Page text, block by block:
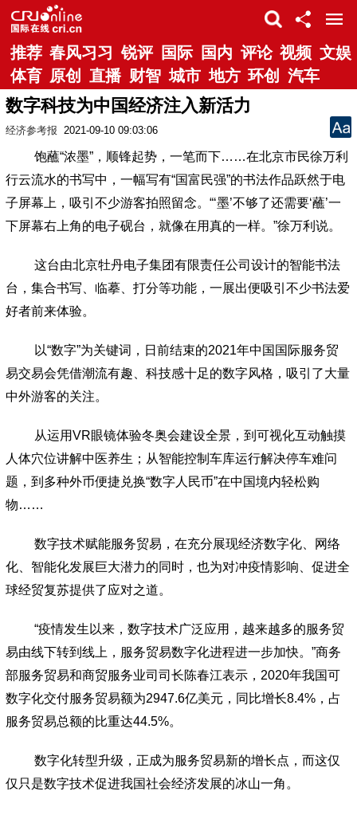
推荐 春风习习 锐评 国际 国内 评论 视频 文娱
体育 原创 直播 财智 城市 地方 环创 汽车
数字科技为中国经济注入新活力
经济参考报 2021-09-10 09:03:06
饱蘸“浓墨”，顺锋起势，一笔而下……在北京市民徐万利
行云流水的书写中，一幅写有“国富民强”的书法作品跃然于电
子屏幕上，吸引不少游客拍照留念。“‘墨’不够了还需要‘蘸’一
下屏幕右上角的电子砚台，就像在用真的一样。”徐万利说。
这台由北京牡丹电子集团有限责任公司设计的智能书法
台，集合书写、临摹、打分等功能，一展出便吸引不少书法爱
好者前来体验。
以“数字”为关键词，日前结束的2021年中国国际服务贸
易交易会凭借潮流有趣、科技感十足的数字风格，吸引了大量
中外游客的关注。
从运用VR眼镜体验冬奥会建设全景，到可视化互动触摸
人体穴位讲解中医养生；从智能控制车库运行解决停车难问
题，到多种外币便捷兑换“数字人民币”在中国境内轻松购
物……
数字技术赋能服务贸易，在充分展现经济数字化、网络
化、智能化发展巨大潜力的同时，也为对冲疫情影响、促进全
球经贸复苏提供了应对之道。
“疫情发生以来，数字技术广泛应用，越来越多的服务贸
易由线下转到线上，服务贸易数字化进程进一步加快。”商务
部服务贸易和商贸服务业司司长陈春江表示，2020年我国可
数字化交付服务贸易额为2947.6亿美元，同比增长8.4%，占
服务贸易总额的比重达44.5%。
数字化转型升级，正成为服务贸易新的增长点，而这仅
仅只是数字技术促进我国社会经济发展的冰山一角。